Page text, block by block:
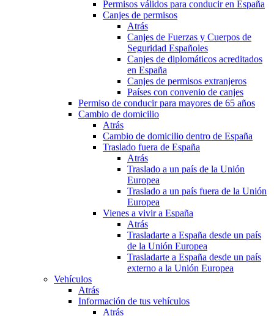
Permisos válidos para conducir en España
Canjes de permisos
Atrás
Canjes de Fuerzas y Cuerpos de
Seguridad Españoles
Canjes de diplomáticos acreditados
en España
Canjes de permisos extranjeros
Países con convenio de canjes
Permiso de conducir para mayores de 65 años
Cambio de domicilio
Atrás
Cambio de domicilio dentro de España
Traslado fuera de España
Atrás
Traslado a un país de la Unión
Europea
Traslado a un país fuera de la Unión
Europea
Vienes a vivir a España
Atrás
Trasladarte a España desde un país
de la Unión Europea
Trasladarte a España desde un país
externo a la Unión Europea
Vehículos
Atrás
Información de tus vehículos
Atrás